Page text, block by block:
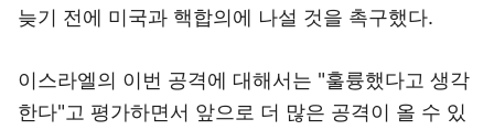
늦기 전에 미국과 핵합의에 나설 것을 촉구했다.
이스라엘의 이번 공격에 대해서는 "훌륭했다고 생각
한다"고 평가하면서 앞으로 더 많은 공격이 올 수 있